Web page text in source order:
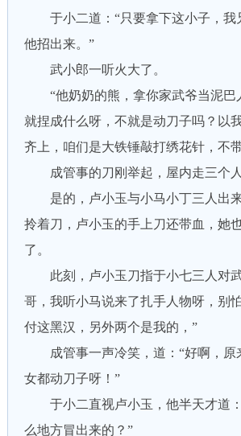
于小二道：“只要拿下这小子，我
他招出来。”
武小郎一听火大了。
“他奶奶的熊，拿你家武爷当泥巴
就捏成什么呀，不就是动刀子吗？以
齐上，咱们是大铁锤敲打绣花针，不
成管事的刀刚举起，屋内走三个人
是的，卢小玉与小马小丁三人出来
拎着刀，卢小玉的手上刀还带血，她
了。
此刻，卢小玉刀指于小七三人对武
哥，我听小马说来了扎手人物呀，别
付这黑汉，另外两个是我的，”
成管事一声冷笑，道：“好啊，原
女都动刀子呀！”
于小二直视卢小玉，他半天才道：
么地方冒出来的？”